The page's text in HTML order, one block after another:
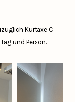
Kurtaxe €
und Person.